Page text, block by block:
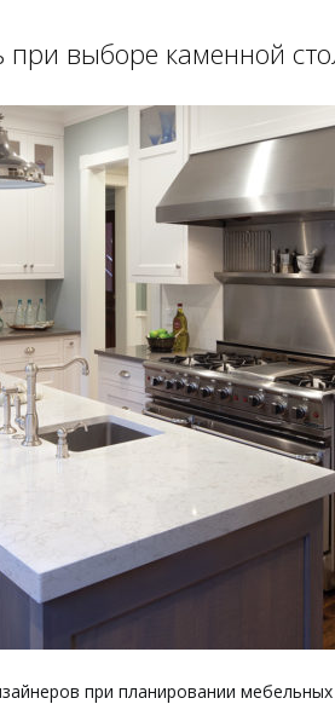
при выборе каменной
при планировании